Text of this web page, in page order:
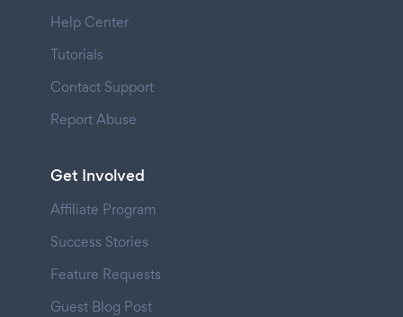
Help Center
Tutorials
Contact Support
Report Abuse
Get Involved
Affiliate Program
Success Stories
Feature Requests
Guest Blog Post